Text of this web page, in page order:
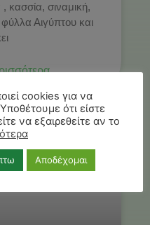
κασσία, σιναμική,
Αιγύπτου και
ΑΓΡΌΤΕΣ
cookies για να
ότι είστε
να εξαιρεθείτε αν το
Αποδέχομαι